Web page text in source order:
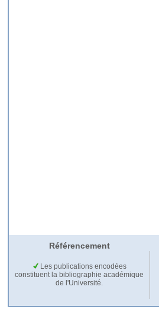
Référencement
Les publications encodées
constituent la bibliographie académique
de l'Université.